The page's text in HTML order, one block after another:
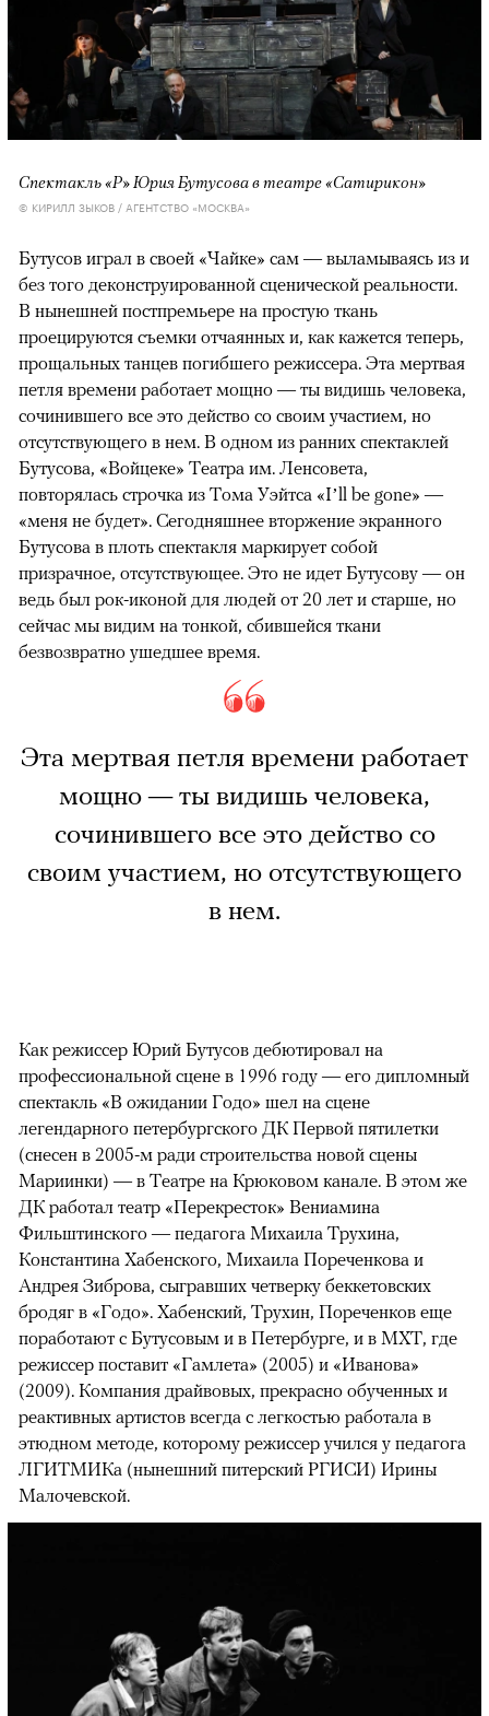
Спектакль «Р» Юрия Бутусова в театре «Сатирикон»
© КИРИЛЛ ЗЫКОВ / АГЕНТСТВО «МОСКВА»
Бутусов играл в своей «Чайке» сам — выламываясь из и
без того деконструированной сценической реальности.
В нынешней постпремьере на простую ткань
проецируются съемки отчаянных и, как кажется теперь,
прощальных танцев погибшего режиссера. Эта мертвая
петля времени работает мощно — ты видишь человека,
сочинившего все это действо со своим участием, но
отсутствующего в нем. В одном из ранних спектаклей
Бутусова, «Войцеке» Театра им. Ленсовета,
повторялась строчка из Тома Уэйтса «I’ll be gone» —
«меня не будет». Сегодняшнее вторжение экранного
Бутусова в плоть спектакля маркирует собой
призрачное, отсутствующее. Это не идет Бутусову — он
ведь был рок-иконой для людей от 20 лет и старше, но
сейчас мы видим на тонкой, сбившейся ткани
безвозвратно ушедшее время.
Эта мертвая петля времени работает
мощно — ты видишь человека,
сочинившего все это действо со
своим участием, но отсутствующего
в нем.
Как режиссер Юрий Бутусов дебютировал на
профессиональной сцене в 1996 году — его дипломный
спектакль «В ожидании Годо» шел на сцене
легендарного петербургского ДК Первой пятилетки
(снесен в 2005-м ради строительства новой сцены
Мариинки) — в Театре на Крюковом канале. В этом же
ДК работал театр «Перекресток» Вениамина
Фильштинского — педагога Михаила Трухина,
Константина Хабенского, Михаила Пореченкова и
Андрея Зиброва, сыгравших четверку беккетовских
бродяг в «Годо». Хабенский, Трухин, Пореченков еще
поработают с Бутусовым и в Петербурге, и в МХТ, где
режиссер поставит «Гамлета» (2005) и «Иванова»
(2009). Компания драйвовых, прекрасно обученных и
реактивных артистов всегда с легкостью работала в
этюдном методе, которому режиссер учился у педагога
ЛГИТМИКа (нынешний питерский РГИСИ) Ирины
Малочевской.